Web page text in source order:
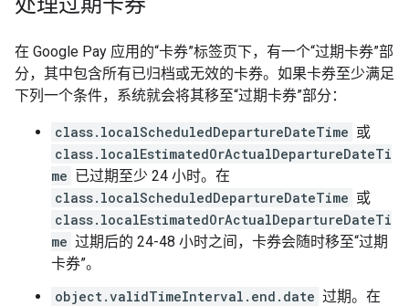
在 Google Pay 应用的“卡券”标签页下，有一个“过期卡券”部
分，其中包含所有已归档或无效的卡券。如果卡券至少满足
下列一个条件，系统就会将其移至“过期卡券”部分：
class.localScheduledDepartureDateTime 或
class.localEstimatedOrActualDepartureDateTi
me 已过期至少 24 小时。在
class.localScheduledDepartureDateTime 或
class.localEstimatedOrActualDepartureDateTi
me 过期后的 24-48 小时之间，卡券会随时移至“过期
卡券”。
object.validTimeInterval.end.date 过期。在